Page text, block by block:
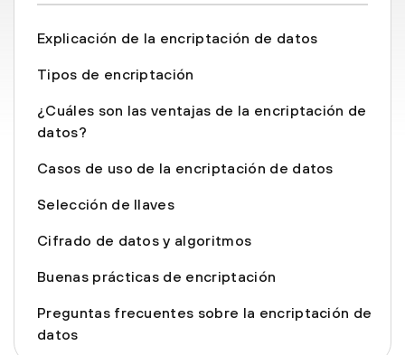
Explicación de la encriptación de datos
Tipos de encriptación
¿Cuáles son las ventajas de la encriptación de
datos?
Casos de uso de la encriptación de datos
Selección de llaves
Cifrado de datos y algoritmos
Buenas prácticas de encriptación
Preguntas frecuentes sobre la encriptación de
datos